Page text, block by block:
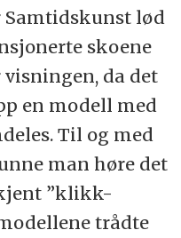
lød
skoene
da det
en modell med
Til og med
man høre det
”klikk-
trådte